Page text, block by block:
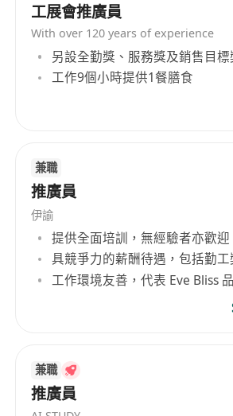
和散雜貨船市場資訊；
任職要求：
1.本科及以上學歷，物流或國際貿
語可作為工作語言；
2.3年及以上相關工作經驗，熟悉
源優先；
3.熟悉租船攬貨業務談判、合同條
操作協調處理；
4.熟悉船舶營運的操作流程和行業
海運相關的法規和海商法；
5.善於交流，有良好的客戶服務意
6.具有良好的團隊協作意識和吃
能力。
員工福利：
工展會推廣員
With over 120 years of experience
另設全勤獎、服務獎及銷售目標
工作9個小時提供1餐膳食
兼職
推廣員
伊諭
提供全面培訓，無經驗者亦歡迎
具競爭力的薪酬待遇，包括勤工
工作環境友善，代表 Eve Bliss
兼職
推廣員